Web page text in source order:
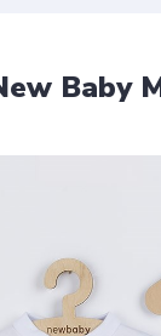
Baby